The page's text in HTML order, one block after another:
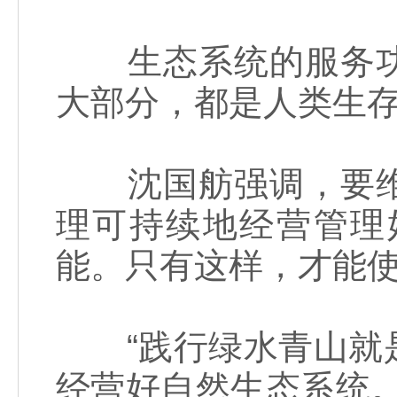
生态系统的服务功
大部分，都是人类生
沈国舫强调，要维
理可持续地经营管
能。只有这样，才能
“践行绿水青山就
经营好自然生态系统